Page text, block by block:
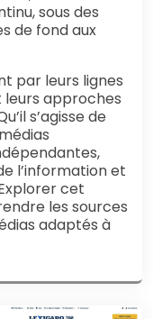
sous des
de fond aux
par leurs lignes
leurs approches
s’agisse de
l’information et
cet
les sources
adaptés à